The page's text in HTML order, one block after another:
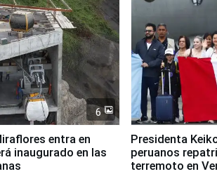
6
entra en
inaugurado en las
Presidenta
peruanos
terremoto en